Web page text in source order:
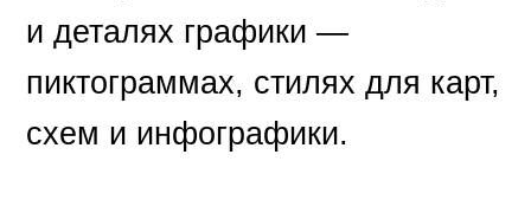
и деталях графики —
пиктограммах, стилях для карт,
схем и инфографики.